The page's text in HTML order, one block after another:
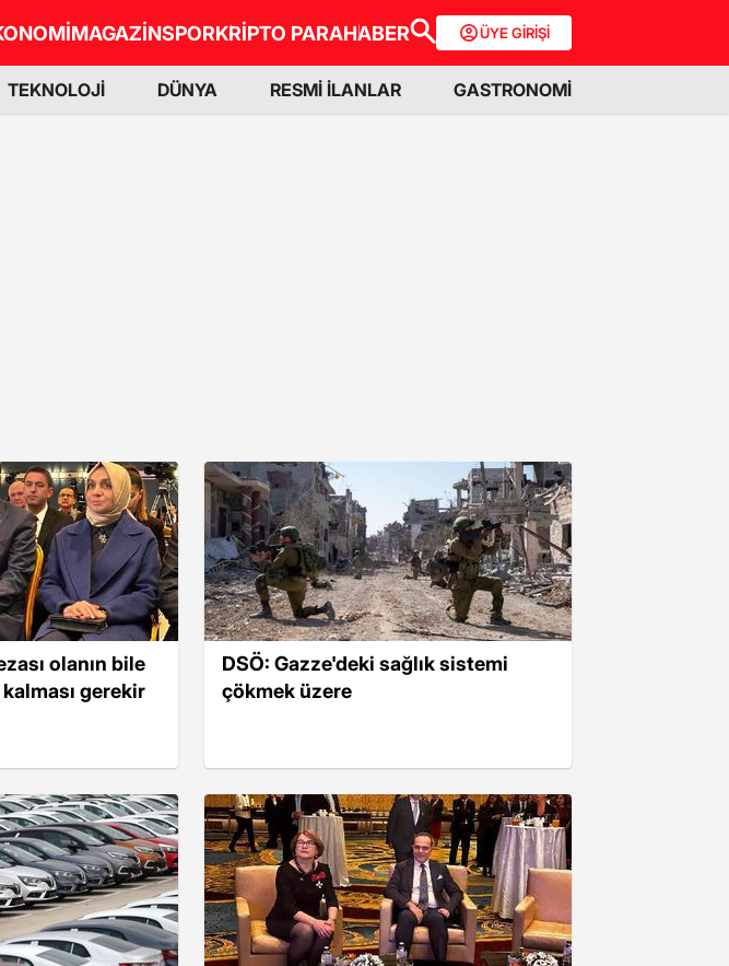
MAGAZİNSPORKRİPTO PARAHABER ÜYE GİRİŞİ
TEKNOLOJİ DÜNYA RESMİ İLANLAR GASTRONOMİ
olanın bile
gerekir
DSÖ: Gazze'deki sağlık sistemi
çökmek üzere